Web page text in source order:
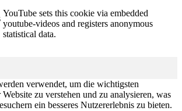
YouTube sets this cookie via embedded
youtube-videos and registers anonymous
statistical data.
verwendet, um die wichtigsten
zu verstehen und zu analysieren, was
ein besseres Nutzererlebnis zu bieten.